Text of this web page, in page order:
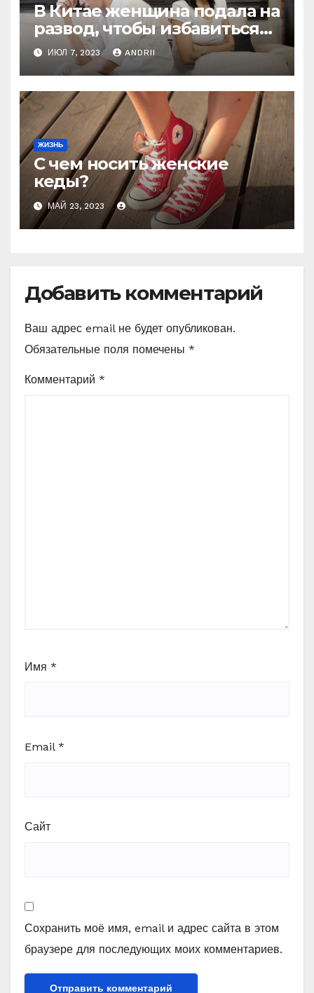
В Китае женщина подала на
развод, чтобы избавиться
от мужа-деспота, который
заставлял её рожать 6 раз,
чтобы получить
наследника
ИЮЛ 7, 2023 ANDRII
ЖИЗНЬ
С чем носить женские
кеды?
МАЙ 23, 2023
Добавить комментарий
Ваш адрес email не будет опубликован.
Обязательные поля помечены *
Комментарий *
Имя *
Email *
Сайт
Сохранить моё имя, email и адрес сайта в этом
браузере для последующих моих комментариев.